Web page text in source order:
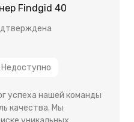
Findgid 40
Недоступно
успеха нашей команды
качества. Мы